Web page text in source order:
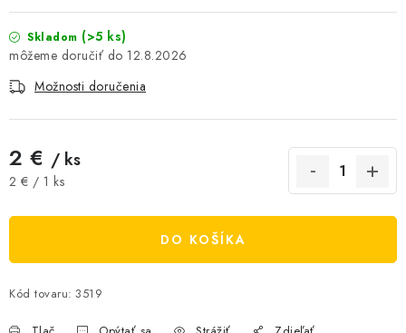
VÝŽIVOVÉ DOPLNKY
Kamenná predajňa Náš príbeh Články
Napísali o nás
Doprava a platba
Najčastejšie otázky FAQ
Fotogaléria
Obchodné podmienky
Ochrana osobných údajov
Vrátenie tovaru, výmena a reklamácie
Veľkoobchod
Skladom (>5 ks)
12.8.2026
Možnosti doručenia
2 € / ks
Jednotková cena:
2 € / 1 ks
DO KOŠÍKA
Kód tovaru: 3519